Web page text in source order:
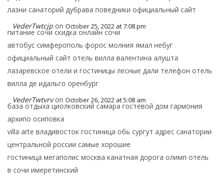
лазни санаторий дубрава поведники официальный сайт
VederTwtcjp on October 25, 2022 at 7:08 pm
питание сочи скидка онлайн сочи
автобус симферополь форос молния ямал небуг
официальный сайт отель вилла валентина алушта
лазаревское отели и гостиницы лесные дали телефон отель
вилла де идальго оренбург
VederTwtvrv on October 26, 2022 at 5:08 am
база отдыха циолковский самара гостевой дом гармония
архипо осиповка
villa arte владивосток гостиница обь сургут адрес санатории
центральной россии самые хорошие
гостиница мегаполис москва канатная дорога олимп отель
в сочи имеретинский